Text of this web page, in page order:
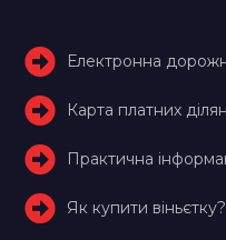
Електронна
Карта платних
Практична
Як купити віньєтку?